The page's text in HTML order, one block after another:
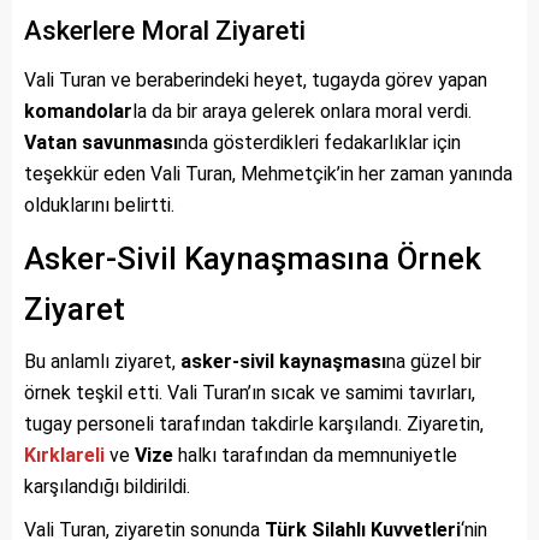
Askerlere Moral Ziyareti
Vali Turan ve beraberindeki heyet, tugayda görev yapan
komandolar la da bir araya gelerek onlara moral verdi.
Vatan savunmasında gösterdikleri fedakarlıklar için
teşekkür eden Vali Turan, Mehmetçik’in her zaman yanında
olduklarını belirtti.
Asker-Sivil Kaynaşmasına Örnek
Ziyaret
Bu anlamlı ziyaret, asker-sivil kaynaşmasına güzel bir
örnek teşkil etti. Vali Turan’ın sıcak ve samimi tavırları,
tugay personeli tarafından takdirle karşılandı. Ziyaretin,
Kırklareli ve Vize halkı tarafından da memnuniyetle
karşılandığı bildirildi.
Vali Turan, ziyaretin sonunda Türk Silahlı Kuvvetleri‘nin